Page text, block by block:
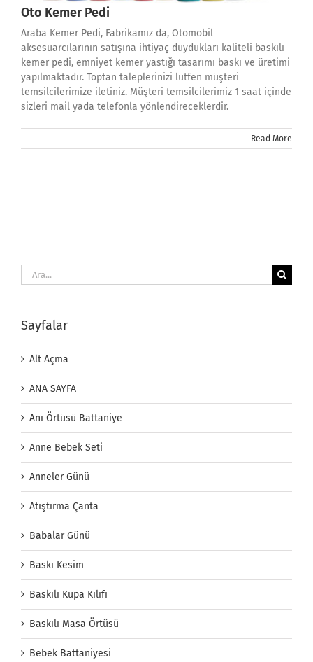
Oto Kemer Pedi
Araba Kemer Pedi, Fabrikamız da, Otomobil
aksesuarcılarının satışına ihtiyaç duydukları kaliteli baskılı
kemer pedi, emniyet kemer yastığı tasarımı baskı ve üretimi
yapılmaktadır. Toptan taleplerinizi lütfen müşteri
temsilcilerimize iletiniz. Müşteri temsilcilerimiz 1 saat içinde
sizleri mail yada telefonla yönlendireceklerdir.
Read More
Ara:
Sayfalar
Alt Açma
ANA SAYFA
Anı Örtüsü Battaniye
Anne Bebek Seti
Anneler Günü
Atıştırma Çanta
Babalar Günü
Baskı Kesim
Baskılı Kupa Kılıfı
Baskılı Masa Örtüsü
Bebek Battaniyesi